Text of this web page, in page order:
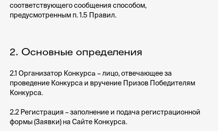
соответствующего сообщения способом,
предусмотренным п. 1.5 Правил.
2. Основные определения
2.1 Организатор Конкурса – лицо, отвечающее за
проведение Конкурса и вручение Призов Победителям
Конкурса.
2.2 Регистрация – заполнение и подача регистрационной
формы (Заявки) на Сайте Конкурса.